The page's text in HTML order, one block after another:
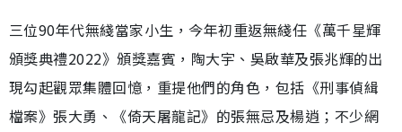
三位90年代無綫當家小生，今年初重返無綫任《萬千星輝
頒獎典禮2022》頒獎嘉賓，陶大宇、吳啟華及張兆輝的出
現勾起觀眾集體回憶，重提他們的角色，包括《刑事偵緝
檔案》張大勇、《倚天屠龍記》的張無忌及楊逍；不少網